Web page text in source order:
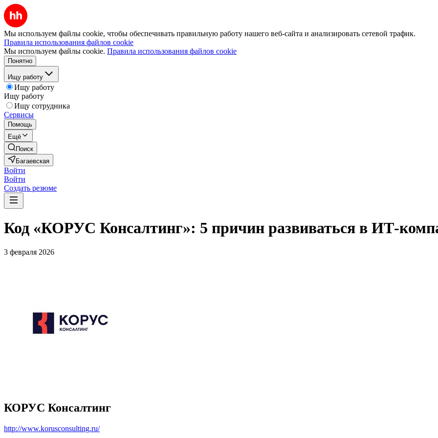
Мы используем файлы cookie, чтобы обеспечивать правильную работу нашего веб-сайта и анализировать сетевой трафик.
Правила использования файлов cookie
Мы используем файлы cookie. Правила использования файлов cookie
Понятно
Ищу работу
Ищу работу
Ищу работу
Ищу сотрудника
Сервисы
Помощь
Ещё
Поиск
Багаевская
Войти
Войти
Создать резюме
Код «КОРУС Консалтинг»: 5 причин развиваться в ИТ-
3 февраля 2026
КОРУС Консалтинг
http://www.korusconsulting.ru/